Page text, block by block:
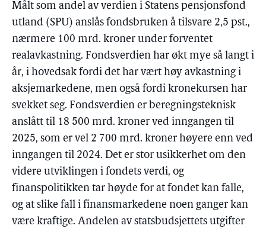
Målt som andel av verdien i Statens pensjonsfond
utland (SPU) anslås fondsbruken å tilsvare 2,5 pst.,
nærmere 100 mrd. kroner under forventet
realavkastning. Fondsverdien har økt mye så langt i
år, i hovedsak fordi det har vært høy avkastning i
aksjemarkedene, men også fordi kronekursen har
svekket seg. Fondsverdien er beregningsteknisk
anslått til 18 500 mrd. kroner ved inngangen til
2025, som er vel 2 700 mrd. kroner høyere enn ved
inngangen til 2024. Det er stor usikkerhet om den
videre utviklingen i fondets verdi, og
finanspolitikken tar høyde for at fondet kan falle,
og at slike fall i finansmarkedene noen ganger kan
være kraftige. Andelen av statsbudsjettets utgifter